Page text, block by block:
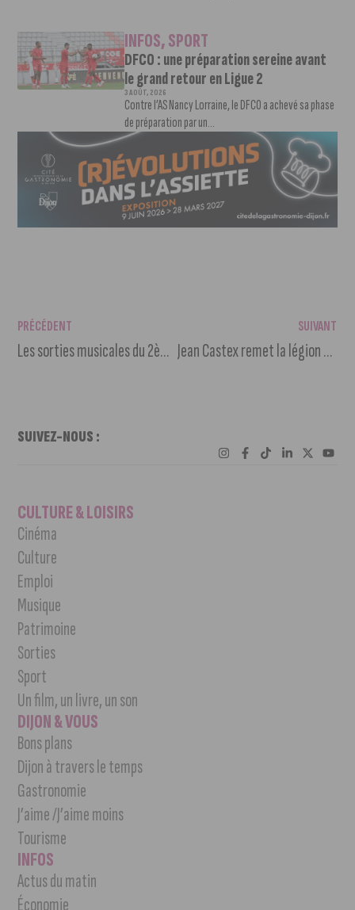
INFOS,SPORT
DFCO : une préparation sereine avant
le grand retour en Ligue 2
3 AOÛT, 2026
Contre l’AS Nancy Lorraine, le DFCO a achevé sa phase
de préparation par un...
PRÉCÉDENT
Les sorties musicales du 2ème week-end de mai
SUIVANT
Jean Castex remet la légion d’honneur à François Rebsamen
SUIVEZ-NOUS :
CULTURE & LOISIRS
Cinéma
Culture
Emploi
Musique
Patrimoine
Sorties
Sport
Un film, un livre, un son
DIJON & VOUS
Bons plans
Dijon à travers le temps
Gastronomie
J’aime /J’aime moins
Tourisme
INFOS
Actus du matin
Économie